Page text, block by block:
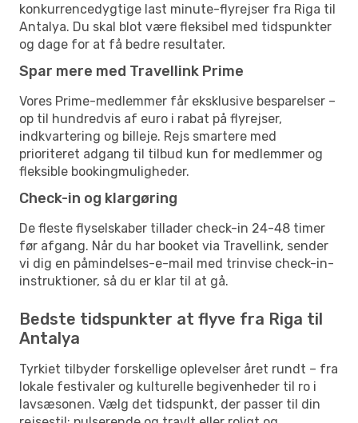
konkurrencedygtige last minute-flyrejser fra Riga til
Antalya. Du skal blot være fleksibel med tidspunkter
og dage for at få bedre resultater.
Spar mere med Travellink Prime
Vores Prime-medlemmer får eksklusive besparelser –
op til hundredvis af euro i rabat på flyrejser,
indkvartering og billeje. Rejs smartere med
prioriteret adgang til tilbud kun for medlemmer og
fleksible bookingmuligheder.
Check-in og klargøring
De fleste flyselskaber tillader check-in 24-48 timer
før afgang. Når du har booket via Travellink, sender
vi dig en påmindelses-e-mail med trinvise check-in-
instruktioner, så du er klar til at gå.
Bedste tidspunkter at flyve fra Riga til
Antalya
Tyrkiet tilbyder forskellige oplevelser året rundt – fra
lokale festivaler og kulturelle begivenheder til ro i
lavsæsonen. Vælg det tidspunkt, der passer til din